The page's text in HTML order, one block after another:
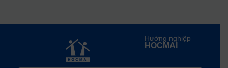
Hướng nghiệp
HOCMAI